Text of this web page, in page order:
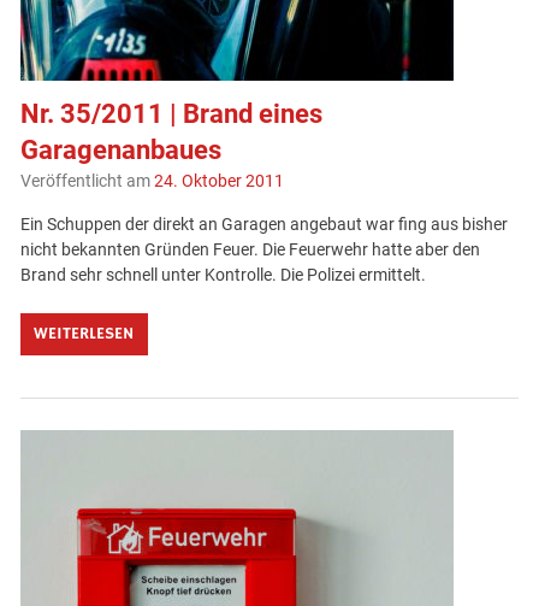
Nr. 35/2011 | Brand eines
Garagenanbaues
Veröffentlicht am24. Oktober 2011
Ein Schuppen der direkt an Garagen angebaut war fing aus bisher
nicht bekannten Gründen Feuer. Die Feuerwehr hatte aber den
Brand sehr schnell unter Kontrolle. Die Polizei ermittelt.
WEITERLESEN